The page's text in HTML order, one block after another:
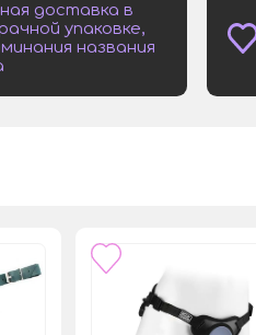
доставка в
упаковке,
названия